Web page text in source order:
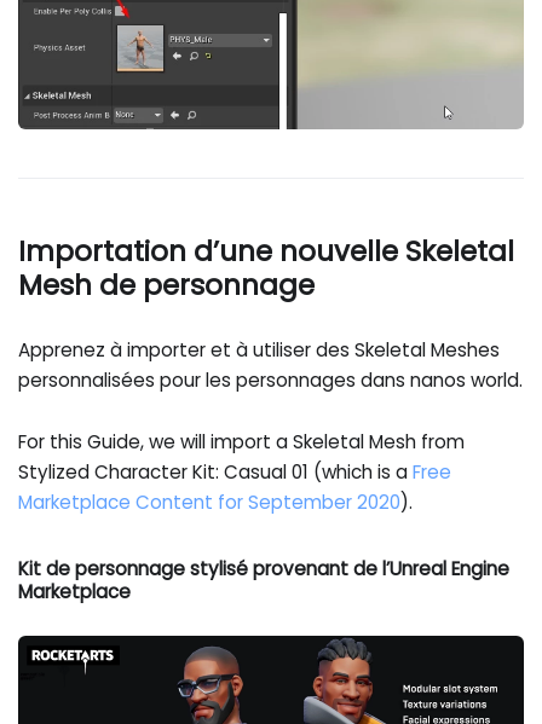
Importation d’une nouvelle Skeletal
Mesh de personnage
Apprenez à importer et à utiliser des Skeletal Meshes
personnalisées pour les personnages dans nanos world.
For this Guide, we will import a Skeletal Mesh from
Stylized Character Kit: Casual 01 (which is aFree
Marketplace Content for September 2020).
Kit de personnage stylisé provenant de l’Unreal Engine
Marketplace